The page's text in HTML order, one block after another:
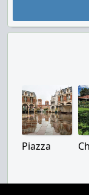
Piazza